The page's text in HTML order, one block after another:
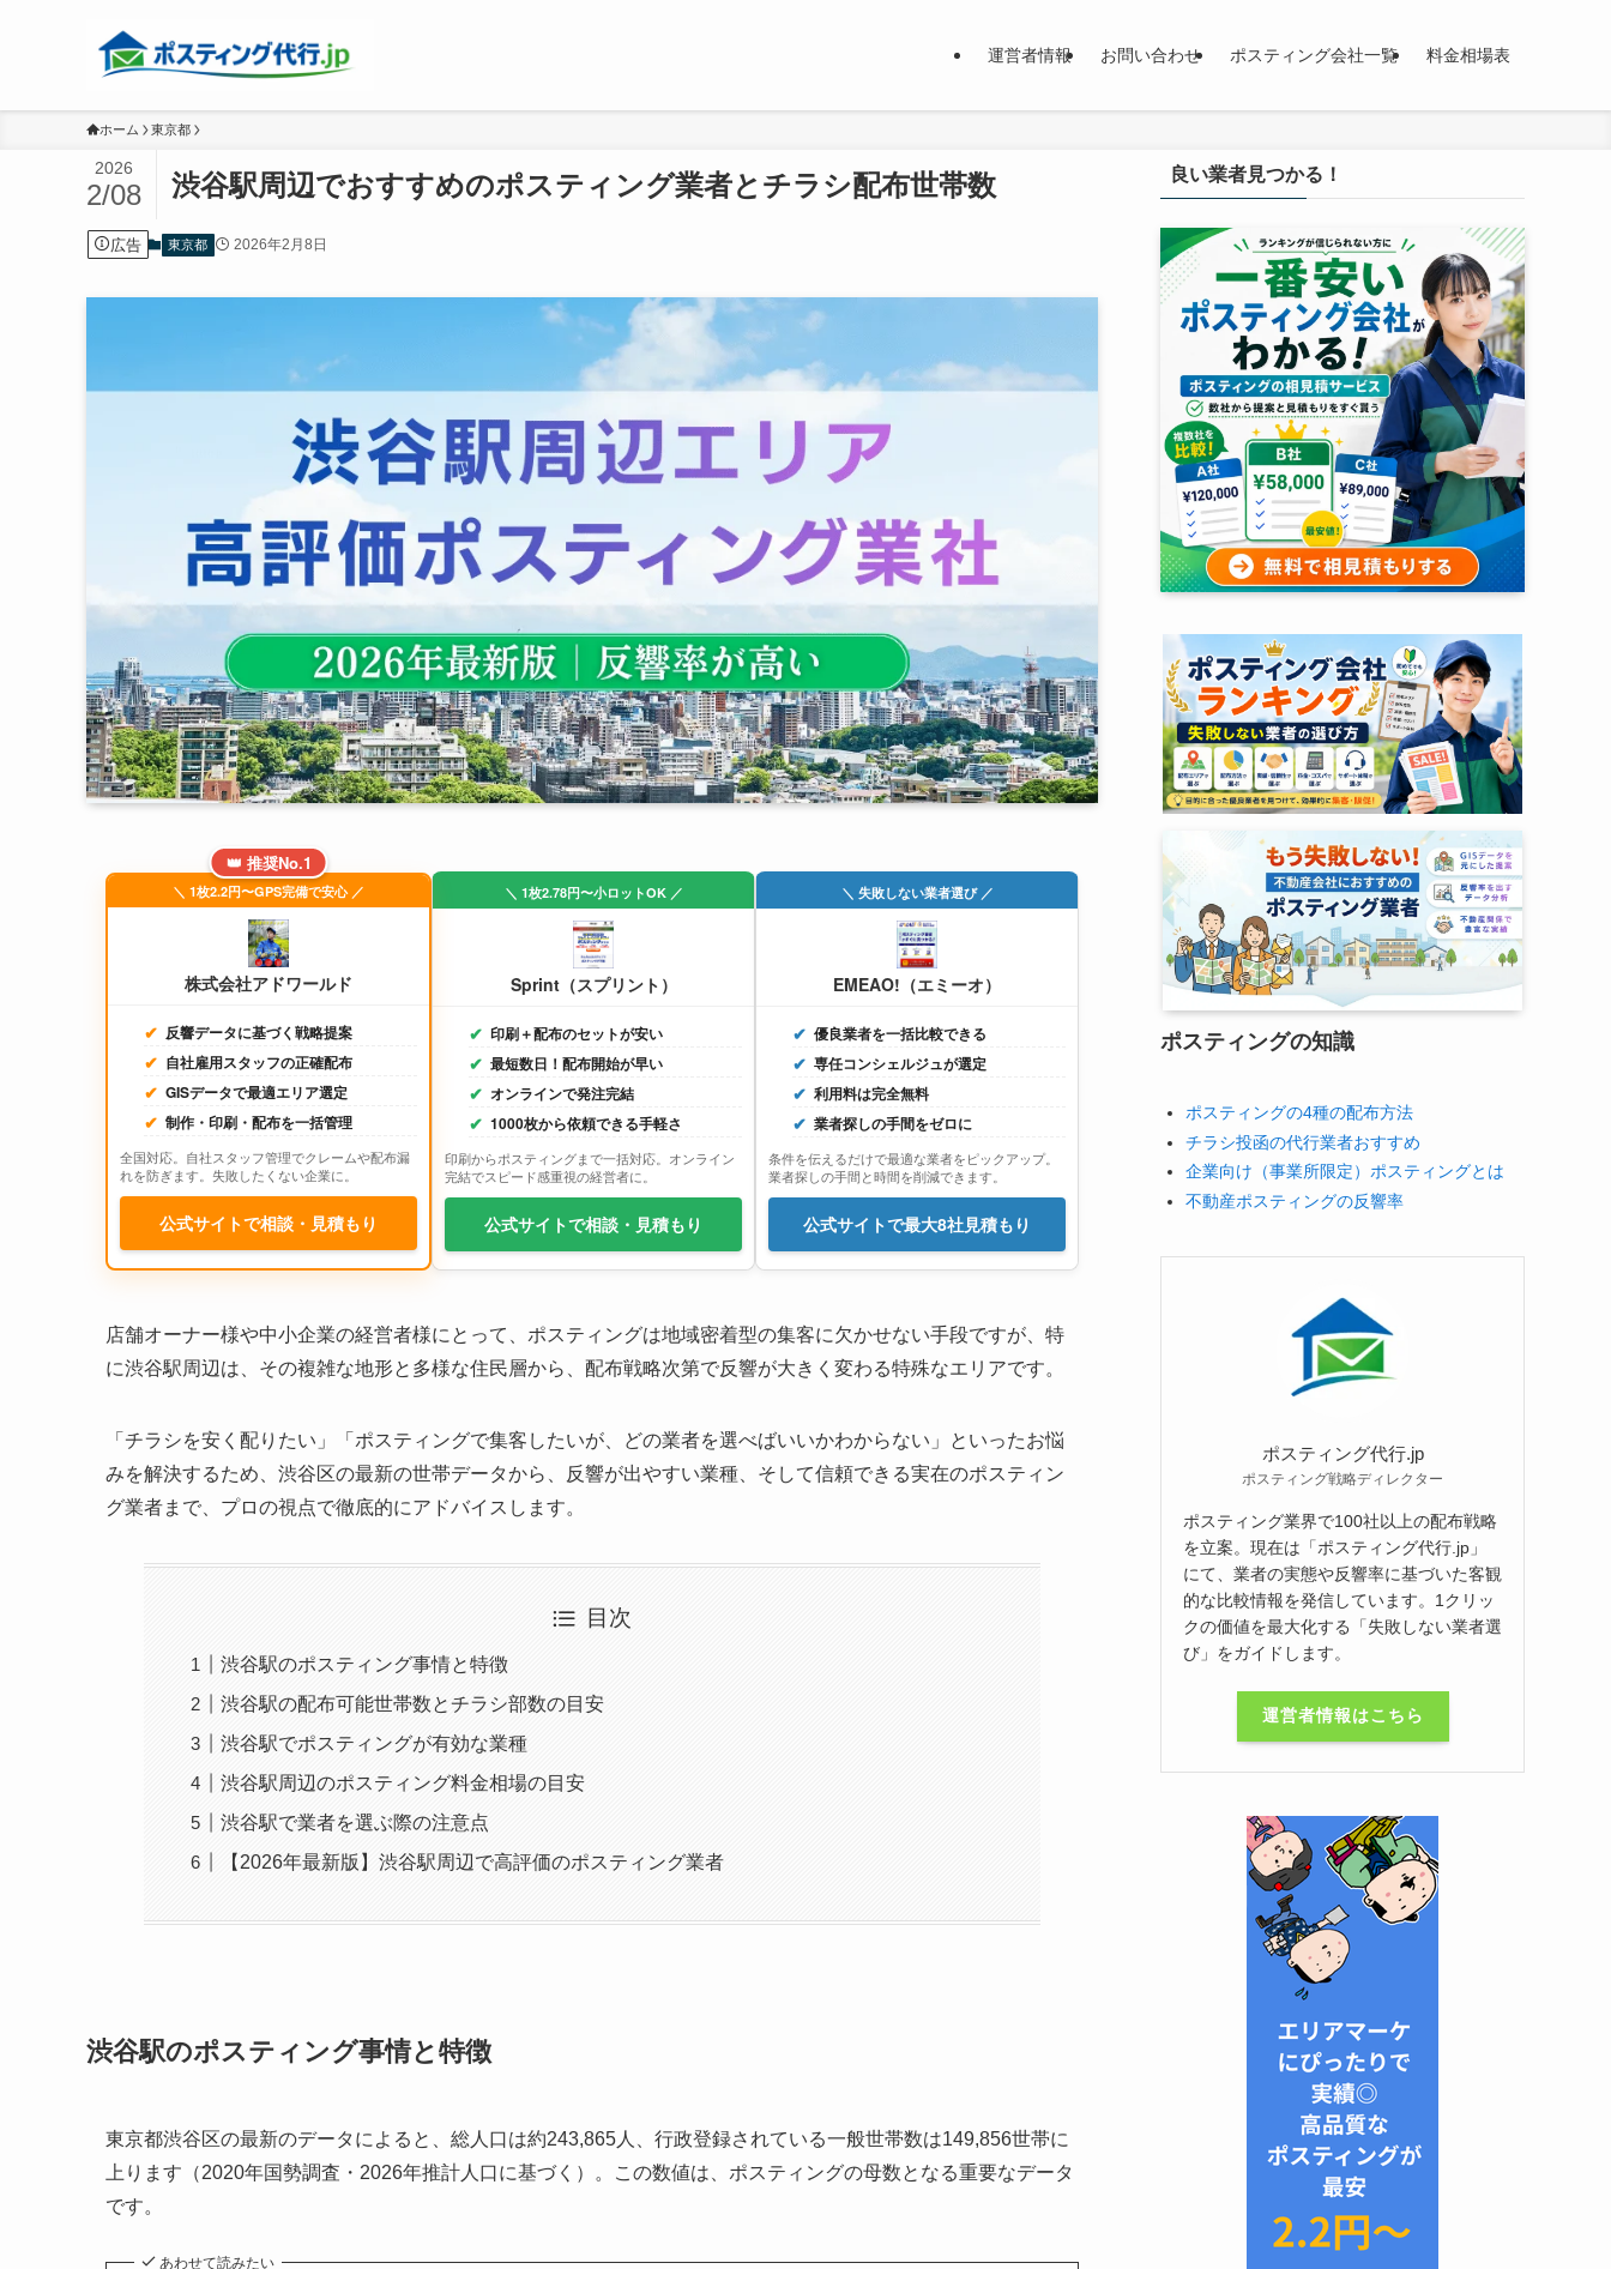
運営者情報 お問い合わせ ポスティング会社一覧 料金相場表
ホーム 東京都
渋谷駅周辺でおすすめのポスティング業者とチラシ配布世帯数
2026
2/08
広告 東京都 2026年2月8日
👑 推奨No.1
＼ 1枚2.2円〜GPS完備で安心 ／
株式会社アドワールド
反響データに基づく戦略提案
自社雇用スタッフの正確配布
GISデータで最適エリア選定
制作・印刷・配布を一括管理
全国対応。自社スタッフ管理でクレームや配布漏
れを防ぎます。失敗したくない企業に。
公式サイトで相談・見積もり
＼ 1枚2.78円〜小ロットOK ／
Sprint（スプリント）
印刷＋配布のセットが安い
最短数日！配布開始が早い
オンラインで発注完結
1000枚から依頼できる手軽さ
印刷からポスティングまで一括対応。オンライン
完結でスピード感重視の経営者に。
公式サイトで相談・見積もり
＼ 失敗しない業者選び ／
EMEAO!（エミーオ）
優良業者を一括比較できる
専任コンシェルジュが選定
利用料は完全無料
業者探しの手間をゼロに
条件を伝えるだけで最適な業者をピックアップ。
業者探しの手間と時間を削減できます。
公式サイトで最大8社見積もり
店舗オーナー様や中小企業の経営者様にとって、ポスティングは地域密着型の集客に欠かせない手段ですが、特
に渋谷駅周辺は、その複雑な地形と多様な住民層から、配布戦略次第で反響が大きく変わる特殊なエリアです。
「チラシを安く配りたい」「ポスティングで集客したいが、どの業者を選べばいいかわからない」といったお悩
みを解決するため、渋谷区の最新の世帯データから、反響が出やすい業種、そして信頼できる実在のポスティン
グ業者まで、プロの視点で徹底的にアドバイスします。
目次
渋谷駅のポスティング事情と特徴
渋谷駅の配布可能世帯数とチラシ部数の目安
渋谷駅でポスティングが有効な業種
渋谷駅周辺のポスティング料金相場の目安
渋谷駅で業者を選ぶ際の注意点
【2026年最新版】渋谷駅周辺で高評価のポスティング業者
渋谷駅のポスティング事情と特徴
東京都渋谷区の最新のデータによると、総人口は約243,865人 、行政登録されている一般世帯数は149,856世帯に
上ります（2020年国勢調査・2026年推計人口に基づく）。この数値は、ポスティングの母数となる重要なデータ
です。
あわせて読みたい
良い業者見つかる！
ポスティングの知識
ポスティングの4種の配布方法
チラシ投函の代行業者おすすめ
企業向け（事業所限定）ポスティングとは
不動産ポスティングの反響率
ポスティング代行.jp
ポスティング戦略ディレクター
ポスティング業界で100社以上の配布戦略
を立案。現在は「ポスティング代行.jp」
にて、業者の実態や反響率に基づいた客観
的な比較情報を発信しています。1クリッ
クの価値を最大化する「失敗しない業者選
び」をガイドします。
運営者情報はこちら